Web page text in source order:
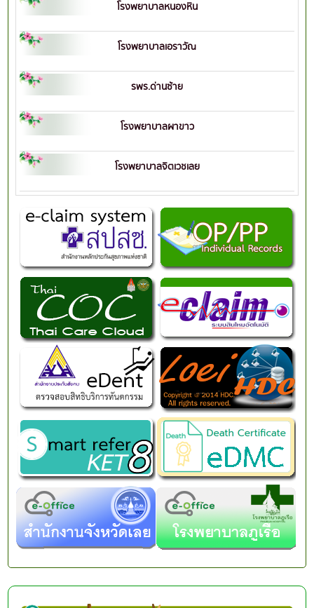
โรงพยาบาลหนองหิน
โรงพยาบาลเอราวัณ
รพร.ด่านซ้าย
โรงพยาบาลผาขาว
โรงพยาบาลจิตเวชเลย